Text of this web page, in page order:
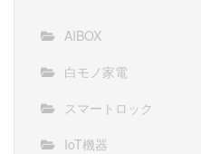
AIBOX
白モノ家電
スマートロック
IoT機器